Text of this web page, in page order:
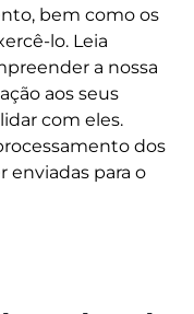
bem como os
lo. Leia
a nossa
aos seus
com eles.
dos
enviadas para o